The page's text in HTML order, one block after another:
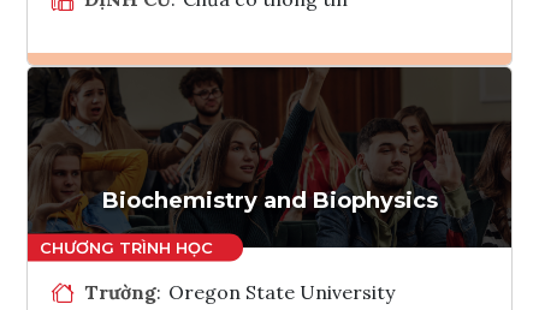
Ghi danh
Tham vấn Interlink
Biochemistry and Biophysics
Trường: Oregon State University